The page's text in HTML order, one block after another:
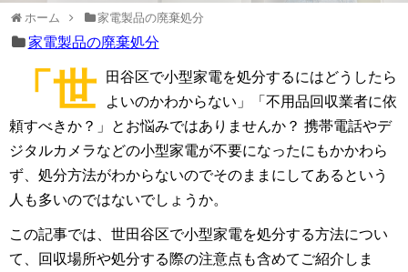
ホーム 家電製品の廃棄処分
家電製品の廃棄処分
「世
田谷区で小型家電を処分するにはどうしたら
よいのかわからない」「不用品回収業者に依
頼すべきか？」とお悩みではありませんか？ 携帯電話やデ
ジタルカメラなどの小型家電が不要になったにもかかわら
ず、処分方法がわからないのでそのままにしてあるという
人も多いのではないでしょうか。
この記事では、世田谷区で小型家電を処分する方法につい
て、回収場所や処分する際の注意点も含めてご紹介しま